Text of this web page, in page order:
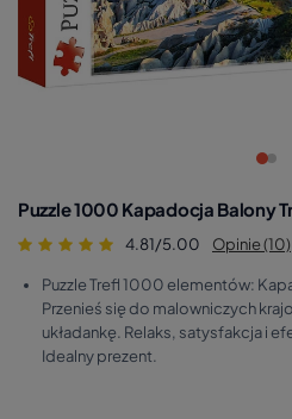
Puzzle 1000 Kapadocja Balony
4.81/5.00 Opinie (10)
Puzzle Trefl 1000 elementów:
Przenieś się do malowniczych
układankę. Relaks, satysfakcja i
Idealny prezent.